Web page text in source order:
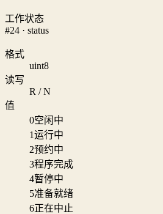
工作状态
#24 · status
格式
uint8
读写
R / N
值
0空闲中
1运行中
2预约中
3程序完成
4暂停中
5准备就绪
6正在中止